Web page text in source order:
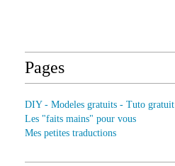
Pages
DIY - Modeles gratuits - Tuto gratuit
Les "faits mains" pour vous
Mes petites traductions